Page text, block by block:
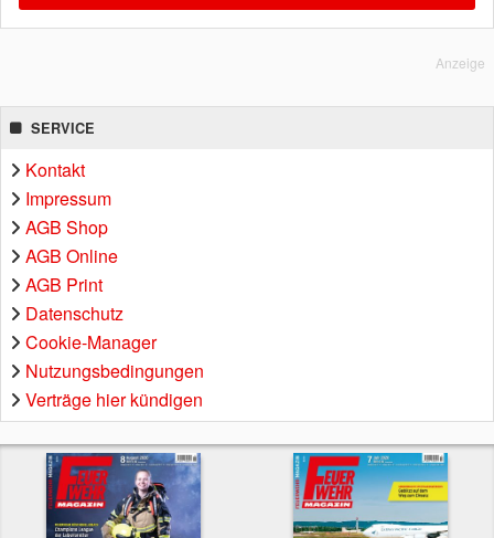
Anzeige
SERVICE
Kontakt
Impressum
AGB Shop
AGB Online
AGB Print
Datenschutz
Cookie-Manager
Nutzungsbedingungen
Verträge hier kündigen